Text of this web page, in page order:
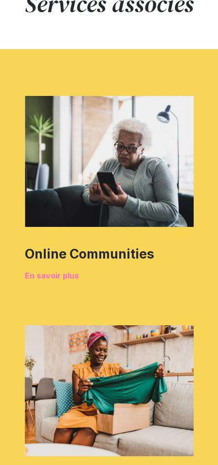
Online Communities
En savoir plus